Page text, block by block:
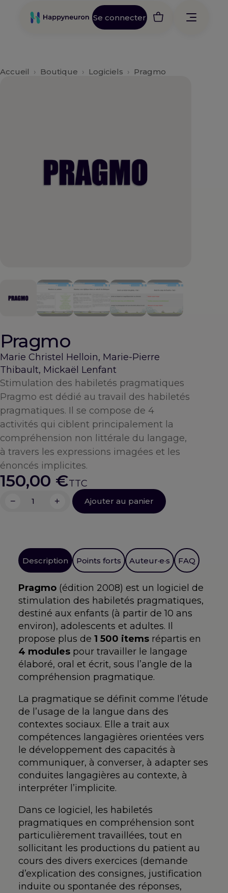
Se connecter
Accueil › Boutique › Logiciels › Pragmo
Pragmo
Marie Christel Helloin, Marie-Pierre
Thibault, Mickaël Lenfant
Stimulation des habiletés pragmatiques
Pragmo est dédié au travail des habiletés
pragmatiques. Il se compose de 4
activités qui ciblent principalement la
compréhension non littérale du langage,
à travers les expressions imagées et les
énoncés implicites.
150,00 €
quantité
− + Ajouter au panier
Description Points forts Auteur·e·s FAQ
Pragmo(édition 2008) est un logiciel de
stimulation des habiletés pragmatiques,
destiné aux enfants (à partir de 10 ans
environ), adolescents et adultes. Il
propose plus de 1 500 itemsrépartis en
4 modulespour travailler le langage
élaboré, oral et écrit, sous l’angle de la
compréhension pragmatique.
La pragmatique se définit comme l’étude
de l’usage de la langue dans des
contextes sociaux. Elle a trait aux
compétences langagières orientées vers
le développement des capacités à
communiquer, à converser, à adapter ses
conduites langagières au contexte, à
interpréter l’implicite.
Dans ce logiciel, les habiletés
pragmatiques en compréhension sont
particulièrement travaillées, tout en
sollicitant les productions du patient au
cours des divers exercices (demande
d’explication des consignes, justification
induite ou spontanée des réponses,